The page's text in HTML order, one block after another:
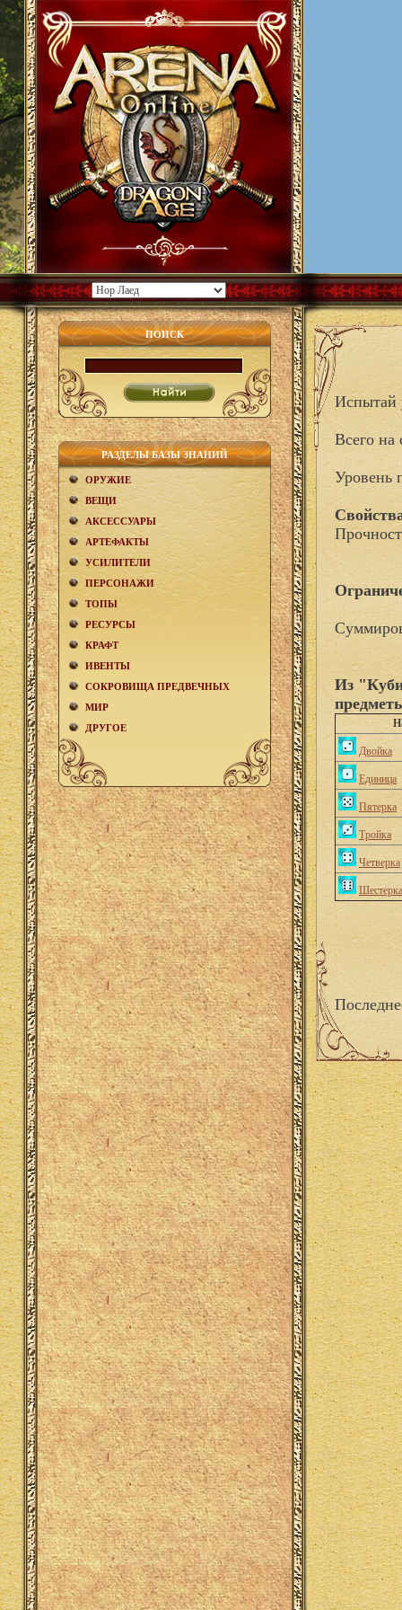
ПОИСК
РАЗДЕЛЫ БАЗЫ ЗНАНИЙ
ОРУЖИЕ
ВЕЩИ
АКCЕСCУАРЫ
АРТЕФАКТЫ
УСИЛИТЕЛИ
ПЕРСОНАЖИ
ТОПЫ
РЕСУРСЫ
КРАФТ
ИВЕНТЫ
СОКРОВИЩА ПРЕДВЕЧНЫХ
МИР
ДРУГОЕ
Испытай
Всего на
Уровень
Из
Двойка
Единица
Пятерка
Тройка
Четверка
Шестерка